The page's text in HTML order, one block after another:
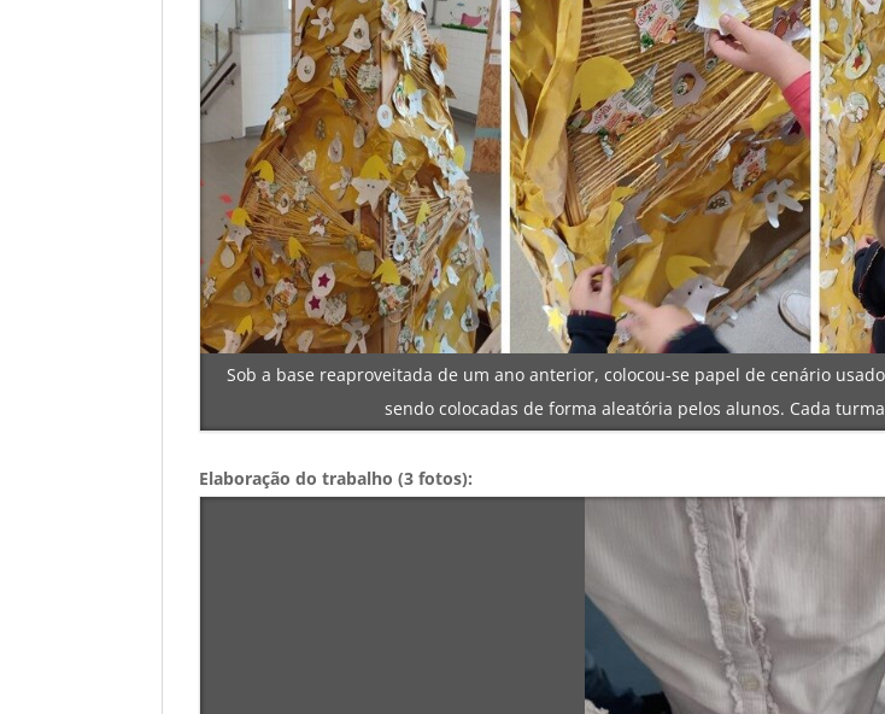
Sob a base reaproveitada de um ano anterior, colocou-se papel de cenário
sendo colocadas de forma aleatória pelos alunos. Cada
Elaboração do trabalho (3 fotos):